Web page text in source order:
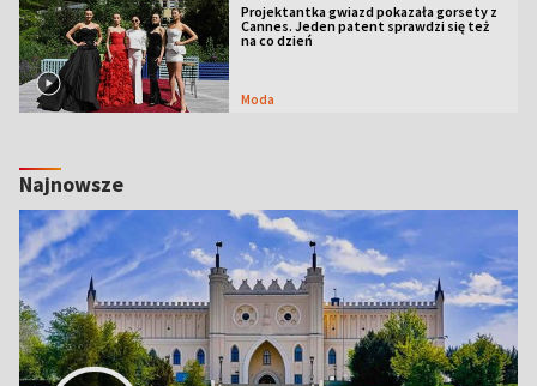
Projektantka gwiazd pokazała gorsety z
Cannes. Jeden patent sprawdzi się też
na co dzień
Moda
Najnowsze